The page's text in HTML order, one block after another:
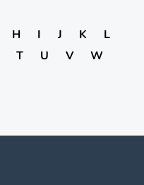
H I J K
L
T U V
W